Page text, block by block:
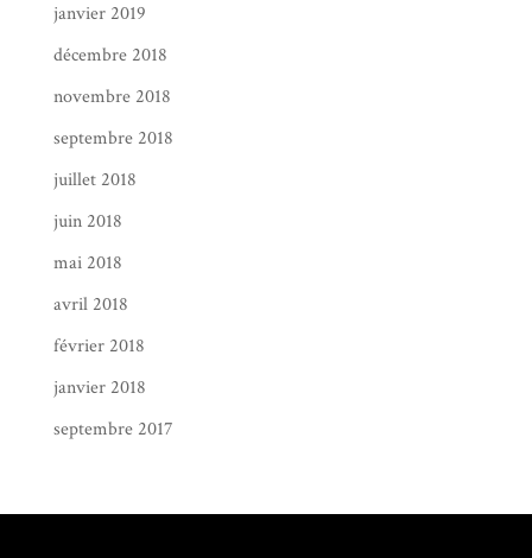
janvier 2019
décembre 2018
novembre 2018
septembre 2018
juillet 2018
juin 2018
mai 2018
avril 2018
février 2018
janvier 2018
septembre 2017